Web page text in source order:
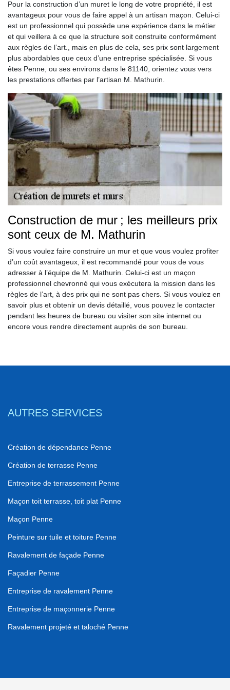
Pour la construction d’un muret le long de votre propriété, il est
avantageux pour vous de faire appel à un artisan maçon. Celui-ci
est un professionnel qui possède une expérience dans le métier
et qui veillera à ce que la structure soit construite conformément
aux règles de l’art., mais en plus de cela, ses prix sont largement
plus abordables que ceux d’une entreprise spécialisée. Si vous
êtes Penne, ou ses environs dans le 81140, orientez vous vers
les prestations offertes par l’artisan M. Mathurin.
Construction de mur ; les meilleurs prix
sont ceux de M. Mathurin
Si vous voulez faire construire un mur et que vous voulez profiter
d’un coût avantageux, il est recommandé pour vous de vous
adresser à l’équipe de M. Mathurin. Celui-ci est un maçon
professionnel chevronné qui vous exécutera la mission dans les
règles de l’art, à des prix qui ne sont pas chers. Si vous voulez en
savoir plus et obtenir un devis détaillé, vous pouvez le contacter
pendant les heures de bureau ou visiter son site internet ou
encore vous rendre directement auprès de son bureau.
AUTRES SERVICES
Création de dépendance Penne
Création de terrasse Penne
Entreprise de terrassement Penne
Maçon toit terrasse, toit plat Penne
Maçon Penne
Peinture sur tuile et toiture Penne
Ravalement de façade Penne
Façadier Penne
Entreprise de ravalement Penne
Entreprise de maçonnerie Penne
Ravalement projeté et taloché Penne